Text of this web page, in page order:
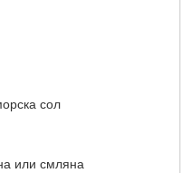
сол
или смляна